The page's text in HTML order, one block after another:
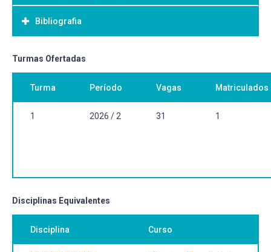
Bibliografia
Bibliografia Básica:
Turmas Ofertadas
Turma Período Vagas Matriculados
1 2026 / 2 31 1
Disciplinas Equivalentes
Disciplina Curso